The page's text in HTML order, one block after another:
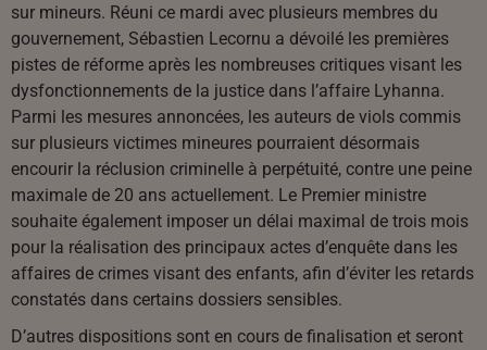
sur mineurs. Réuni ce mardi avec plusieurs membres du
gouvernement, Sébastien Lecornu a dévoilé les premières
pistes de réforme après les nombreuses critiques visant les
dysfonctionnements de la justice dans l’affaire Lyhanna.
Parmi les mesures annoncées, les auteurs de viols commis
sur plusieurs victimes mineures pourraient désormais
encourir la réclusion criminelle à perpétuité, contre une peine
maximale de 20 ans actuellement. Le Premier ministre
souhaite également imposer un délai maximal de trois mois
pour la réalisation des principaux actes d’enquête dans les
affaires de crimes visant des enfants, afin d’éviter les retards
constatés dans certains dossiers sensibles.
D’autres dispositions sont en cours de finalisation et seront